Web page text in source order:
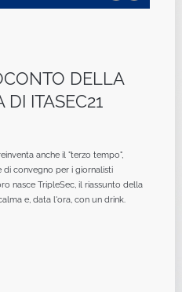
DELLA
DI ITASEC21
anche il "terzo tempo",
convegno per i giornalisti
nasce TripleSec, il riassunto della
e, data l'ora, con un drink.